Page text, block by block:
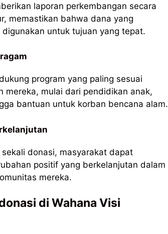
laporan perkembangan secara
memastikan bahwa dana yang
untuk tujuan yang tepat.
program yang paling sesuai
mereka, mulai dari pendidikan anak,
bantuan untuk korban bencana alam.
donasi, masyarakat dapat
positif yang berkelanjutan dalam
mereka.
di Wahana Visi